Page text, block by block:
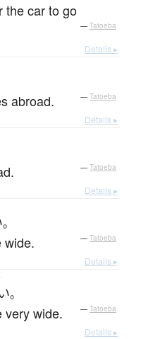
the car to go
— Tatoeba
Details ▸
abroad. — Tatoeba
Details ▸
— Tatoeba
Details ▸
。
wide. — Tatoeba
Details ▸
。
very wide. — Tatoeba
Details ▸